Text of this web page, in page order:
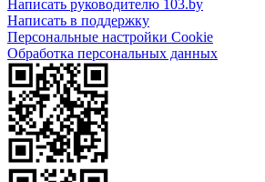
Написать руководителю 103.by
Написать в поддержку
Персональные настройки Cookie
Обработка персональных данных